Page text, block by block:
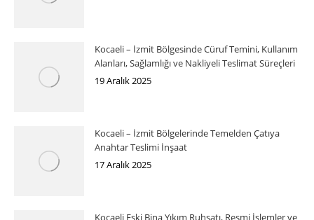
Kocaeli – İzmit Bölgesinde Cüruf Temini, Kullanım
Alanları, Sağlamlığı ve Nakliyeli Teslimat Süreçleri
19 Aralık 2025
Kocaeli – İzmit Bölgelerinde Temelden Çatıya
Anahtar Teslimi İnşaat
17 Aralık 2025
Kocaeli Eski Bina Yıkım Ruhsatı, Resmi İşlemler ve